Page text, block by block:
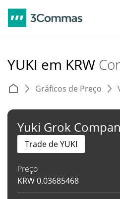
YUKI em KRW
Gráficos de Preço
Yuki Grok
Preço
KRW0.03685468
Trade de YUKI